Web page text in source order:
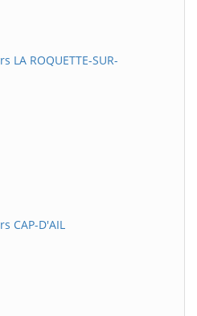
LA ROQUETTE-SUR-
CAP-D'AIL